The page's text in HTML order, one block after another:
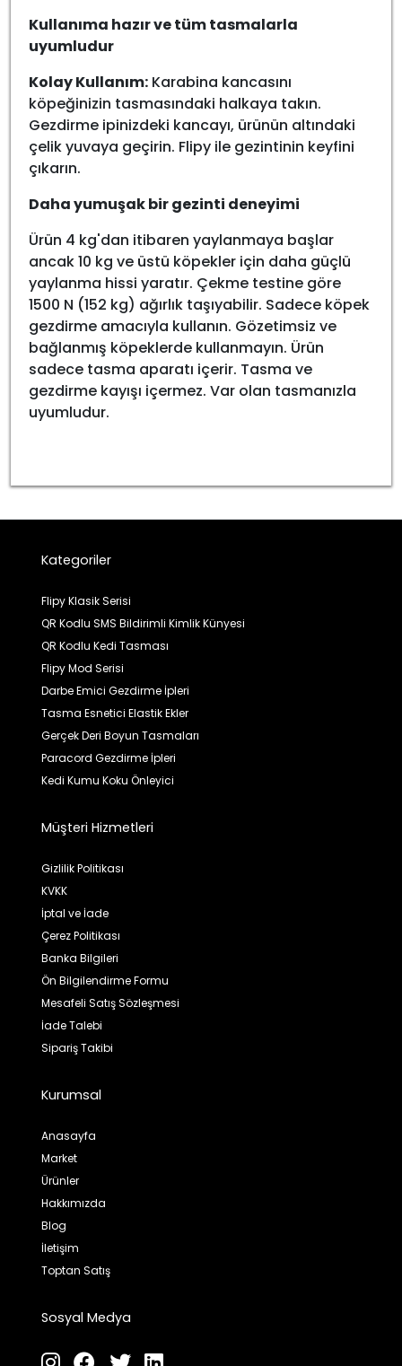
Kullanıma hazır ve tüm tasmalarla
uyumludur
Kolay Kullanım: Karabina kancasını
köpeğinizin tasmasındaki halkaya takın.
Gezdirme ipinizdeki kancayı, ürünün altındaki
çelik yuvaya geçirin. Flipy ile gezintinin keyfini
çıkarın.
Daha yumuşak bir gezinti deneyimi
Ürün 4 kg'dan itibaren yaylanmaya başlar
ancak 10 kg ve üstü köpekler için daha güçlü
yaylanma hissi yaratır. Çekme testine göre
1500 N (152 kg) ağırlık taşıyabilir. Sadece köpek
gezdirme amacıyla kullanın. Gözetimsiz ve
bağlanmış köpeklerde kullanmayın. Ürün
sadece tasma aparatı içerir. Tasma ve
gezdirme kayışı içermez. Var olan tasmanızla
uyumludur.
Kategoriler
Flipy Klasik Serisi
QR Kodlu SMS Bildirimli Kimlik Künyesi
QR Kodlu Kedi Tasması
Flipy Mod Serisi
Darbe Emici Gezdirme İpleri
Tasma Esnetici Elastik Ekler
Gerçek Deri Boyun Tasmaları
Paracord Gezdirme İpleri
Kedi Kumu Koku Önleyici
Müşteri Hizmetleri
Gizlilik Politikası
KVKK
İptal ve İade
Çerez Politikası
Banka Bilgileri
Ön Bilgilendirme Formu
Mesafeli Satış Sözleşmesi
İade Talebi
Sipariş Takibi
Kurumsal
Anasayfa
Market
Ürünler
Hakkımızda
Blog
İletişim
Toptan Satış
Sosyal Medya